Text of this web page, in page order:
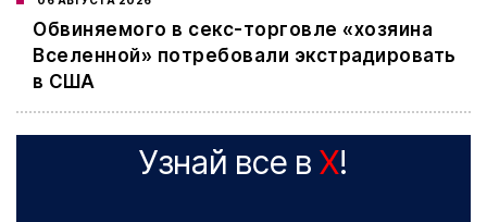
Обвиняемого в секс-торговле «хозяина
Вселенной» потребовали экстрадировать
в США
Узнай все в X!